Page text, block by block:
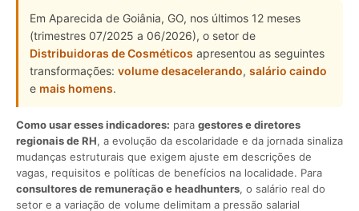
Em Aparecida de Goiânia, GO, nos últimos 12 meses
(trimestres 07/2025 a 06/2026), o setor de
Distribuidoras de Cosméticos apresentou as seguintes
transformações: volume desacelerando, salário caindo
e mais homens.
Como usar esses indicadores: para gestores e diretores
regionais de RH, a evolução da escolaridade e da jornada sinaliza
mudanças estruturais que exigem ajuste em descrições de
vagas, requisitos e políticas de benefícios na localidade. Para
consultores de remuneração e headhunters, o salário real do
setor e a variação de volume delimitam a pressão salarial